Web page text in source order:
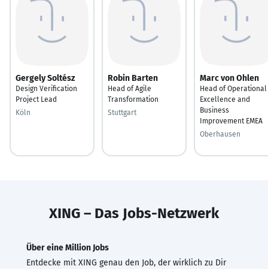
Gergely Soltész
Design Verification
Project Lead
Köln
Robin Barten
Head of Agile
Transformation
Stuttgart
Marc von Ohlen
Head of Operational
Excellence and
Business
Improvement EMEA
Oberhausen
XING – Das Jobs-Netzwerk
Über eine Million Jobs
Entdecke mit XING genau den Job, der wirklich zu Dir